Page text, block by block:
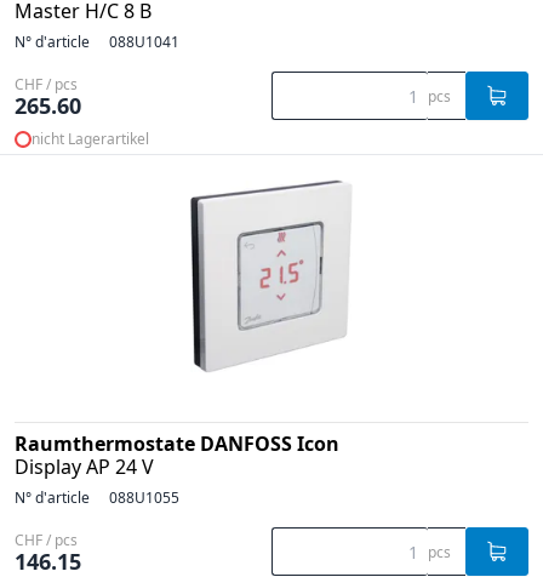
Master H/C 8 B
N° d'article 088U1041
CHF / pcs
265.60 pcs
nicht Lagerartikel
Raumthermostate DANFOSS Icon
Display AP 24 V
N° d'article 088U1055
CHF / pcs
146.15 pcs